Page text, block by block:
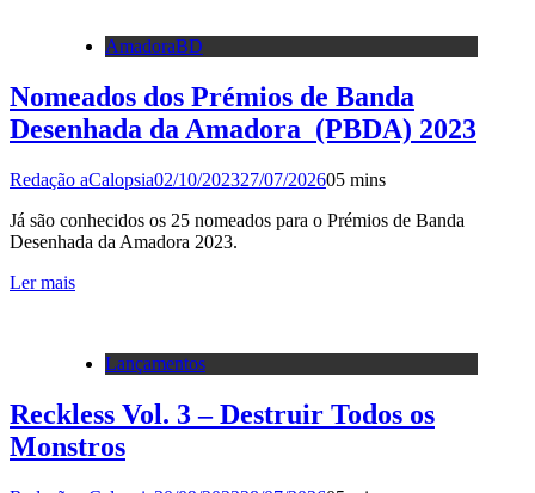
AmadoraBD
Nomeados dos Prémios de Banda
Desenhada da Amadora (PBDA) 2023
Redação aCalopsia02/10/202327/07/202605 mins
Já são conhecidos os 25 nomeados para o Prémios de Banda
Desenhada da Amadora 2023.
Ler mais
Lançamentos
Reckless Vol. 3 – Destruir Todos os
Monstros